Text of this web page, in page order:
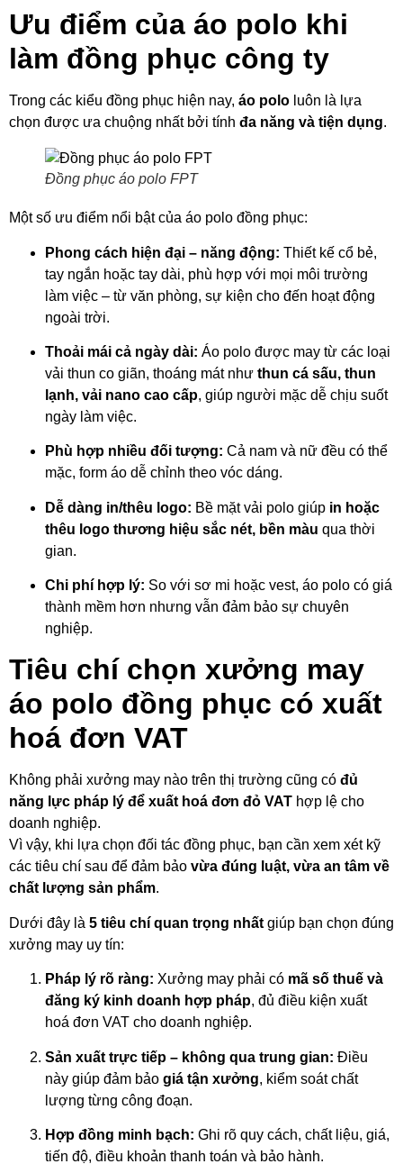
Ưu điểm của áo polo khi
làm đồng phục công ty
Trong các kiểu đồng phục hiện nay, áo polo luôn là lựa
chọn được ưa chuộng nhất bởi tính đa năng và tiện dụng.
Đồng phục áo polo FPT
Một số ưu điểm nổi bật của áo polo đồng phục:
Phong cách hiện đại – năng động: Thiết kế cổ bẻ,
tay ngắn hoặc tay dài, phù hợp với mọi môi trường
làm việc – từ văn phòng, sự kiện cho đến hoạt động
ngoài trời.
Thoải mái cả ngày dài: Áo polo được may từ các loại
vải thun co giãn, thoáng mát như thun cá sấu, thun
lạnh, vải nano cao cấp, giúp người mặc dễ chịu suốt
ngày làm việc.
Phù hợp nhiều đối tượng: Cả nam và nữ đều có thể
mặc, form áo dễ chỉnh theo vóc dáng.
Dễ dàng in/thêu logo: Bề mặt vải polo giúp in hoặc
thêu logo thương hiệu sắc nét, bền màu qua thời
gian.
Chi phí hợp lý: So với sơ mi hoặc vest, áo polo có giá
thành mềm hơn nhưng vẫn đảm bảo sự chuyên
nghiệp.
Tiêu chí chọn xưởng may
áo polo đồng phục có xuất
hoá đơn VAT
Không phải xưởng may nào trên thị trường cũng có đủ
năng lực pháp lý để xuất hoá đơn đỏ VAT hợp lệ cho
doanh nghiệp.
Vì vậy, khi lựa chọn đối tác đồng phục, bạn cần xem xét kỹ
các tiêu chí sau để đảm bảo vừa đúng luật, vừa an tâm về
chất lượng sản phẩm.
Dưới đây là 5 tiêu chí quan trọng nhất giúp bạn chọn đúng
xưởng may uy tín:
Pháp lý rõ ràng: Xưởng may phải có mã số thuế và
đăng ký kinh doanh hợp pháp, đủ điều kiện xuất
hoá đơn VAT cho doanh nghiệp.
Sản xuất trực tiếp – không qua trung gian: Điều
này giúp đảm bảo giá tận xưởng, kiểm soát chất
lượng từng công đoạn.
Hợp đồng minh bạch: Ghi rõ quy cách, chất liệu, giá,
tiến độ, điều khoản thanh toán và bảo hành.